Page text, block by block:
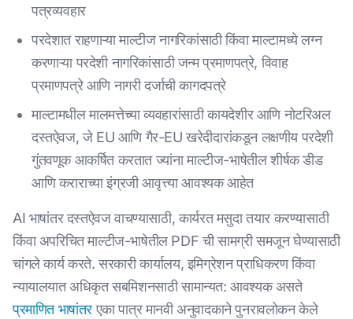
पत्रव्यवहार
परदेशात राहणाऱ्या माल्टीज नागरिकांसाठी किंवा माल्टामध्ये लग्न
करणाऱ्या परदेशी नागरिकांसाठी जन्म प्रमाणपत्रे, विवाह
प्रमाणपत्रे आणि नागरी दर्जाची कागदपत्रे
माल्टामधील मालमत्तेच्या व्यवहारांसाठी कायदेशीर आणि नोटरिअल
दस्तऐवज, जे EU आणि गैर-EU खरेदीदारांकडून लक्षणीय परदेशी
गुंतवणूक आकर्षित करतात ज्यांना माल्टीज-भाषेतील शीर्षक डीड
आणि कराराच्या इंग्रजी आवृत्त्या आवश्यक आहेत
AI भाषांतर दस्तऐवज वाचण्यासाठी, कार्यरत मसुदा तयार करण्यासाठी
किंवा अपरिचित माल्टीज-भाषेतील PDF ची सामग्री समजून घेण्यासाठी
चांगले कार्य करते. सरकारी कार्यालय, इमिग्रेशन प्राधिकरण किंवा
न्यायालयात अधिकृत सबमिशनसाठी सामान्यत: आवश्यक असते
प्रमाणित भाषांतरएका पात्र मानवी अनुवादकाने पुनरावलोकन केले